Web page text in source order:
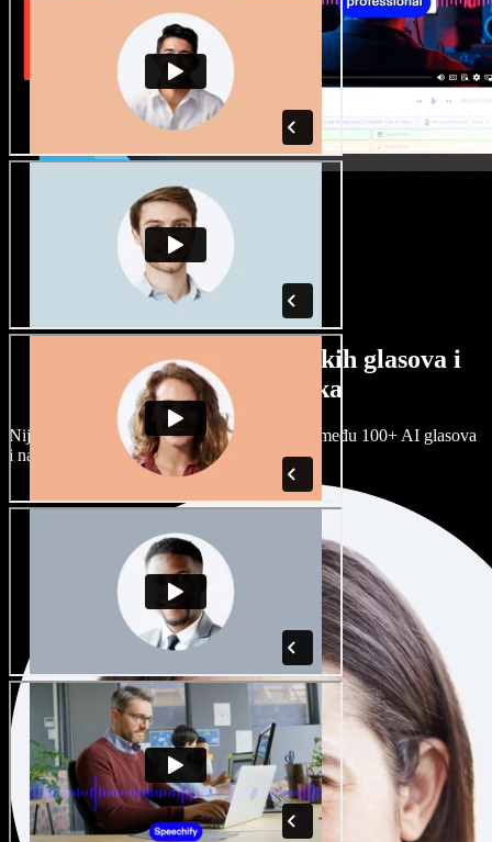
Veliki izbor muških i ženskih glasova i
raznih naglasaka
Nijedan projekt ne mora zvučati isto. Birajte među 100+ AI glasova
i naglasaka i prilagodite ih sebi.